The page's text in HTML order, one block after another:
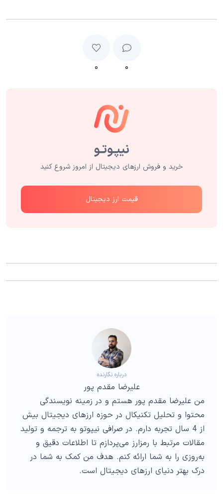
۰ ۰
خرید و فروش ارزهای دیجیتال از امروز شروع کنید
قیمت ارز دیجیتال
درباره نگارنده
علیرضا مقدم پور
من علیرضا مقدم پور هستم و در زمینه نویسندگی
محتوا و تحلیل تکنیکال در حوزه ارزهای دیجیتال بیش
از 4 سال تجربه دارم. در صرافی نیپوتو به ترجمه و تولید
مقالات مرتبط با رمزارز می‌پردازم تا اطلاعات دقیق و
به‌روزی را به شما ارائه کنم. هدف من کمک به شما در
درک بهتر دنیای ارزهای دیجیتال است.